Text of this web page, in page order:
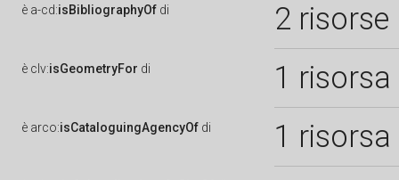
è a-cd:isBibliographyOf di 2 risorse
è clv:isGeometryFor di 1 risorsa
è arco:isCataloguingAgencyOf di 1 risorsa